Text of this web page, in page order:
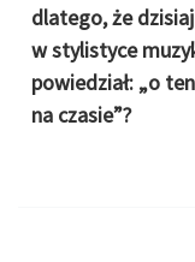
dlatego, że
w stylistyce
powiedział: „o
na czasie”?